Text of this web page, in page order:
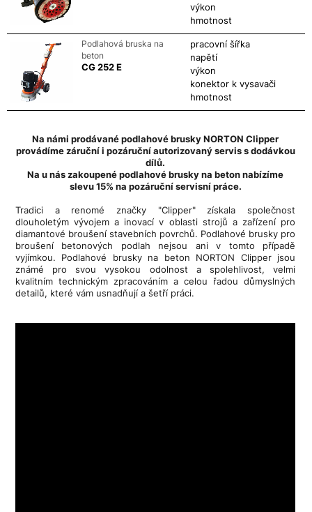
výkon
hmotnost
Podlahová bruska na
beton
CG 252 E
pracovní šířka
napětí
výkon
konektor k vysavači
hmotnost
Na námi prodávané podlahové brusky NORTON Clipper
provádíme záruční i pozáruční autorizovaný servis s dodávkou
dílů.
Na u nás zakoupené podlahové brusky na beton nabízíme
slevu 15% na pozáruční servisní práce.
Tradici a renomé značky "Clipper" získala společnost
dlouholetým vývojem a inovací v oblasti strojů a zařízení pro
diamantové broušení stavebních povrchů. Podlahové brusky pro
broušení betonových podlah nejsou ani v tomto případě
vyjímkou. Podlahové brusky na beton NORTON Clipper jsou
známé pro svou vysokou odolnost a spolehlivost, velmi
kvalitním technickým zpracováním a celou řadou důmyslných
detailů, které vám usnadňují a šetří práci.